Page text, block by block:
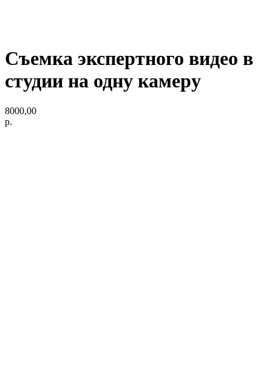
Съемка экспертного видео в
студии на одну камеру
8000,00
р.